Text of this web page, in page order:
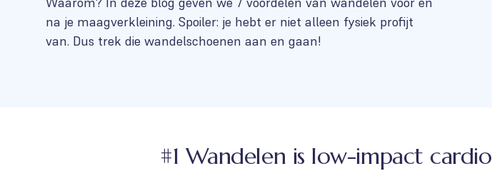
na je maagverkleining. Spoiler: je hebt er niet alleen fysiek profijt
van. Dus trek die wandelschoenen aan en gaan!
#1 Wandelen is low-impact cardio